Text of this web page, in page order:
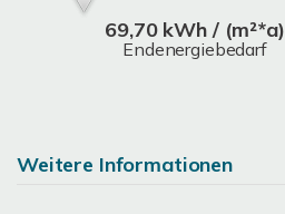
69,70 kWh / (m²*a)
Endenergiebedarf
Weitere Informationen